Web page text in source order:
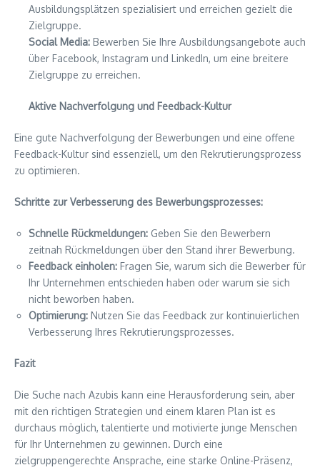
Ausbildungsplätzen spezialisiert und erreichen gezielt die
Zielgruppe.
Social Media: Bewerben Sie Ihre Ausbildungsangebote auch
über Facebook, Instagram und LinkedIn, um eine breitere
Zielgruppe zu erreichen.
Aktive Nachverfolgung und Feedback-Kultur
Eine gute Nachverfolgung der Bewerbungen und eine offene
Feedback-Kultur sind essenziell, um den Rekrutierungsprozess
zu optimieren.
Schritte zur Verbesserung des Bewerbungsprozesses:
Schnelle Rückmeldungen: Geben Sie den Bewerbern
zeitnah Rückmeldungen über den Stand ihrer Bewerbung.
Feedback einholen: Fragen Sie, warum sich die Bewerber für
Ihr Unternehmen entschieden haben oder warum sie sich
nicht beworben haben.
Optimierung: Nutzen Sie das Feedback zur kontinuierlichen
Verbesserung Ihres Rekrutierungsprozesses.
Fazit
Die Suche nach Azubis kann eine Herausforderung sein, aber
mit den richtigen Strategien und einem klaren Plan ist es
durchaus möglich, talentierte und motivierte junge Menschen
für Ihr Unternehmen zu gewinnen. Durch eine
zielgruppengerechte Ansprache, eine starke Online-Präsenz,